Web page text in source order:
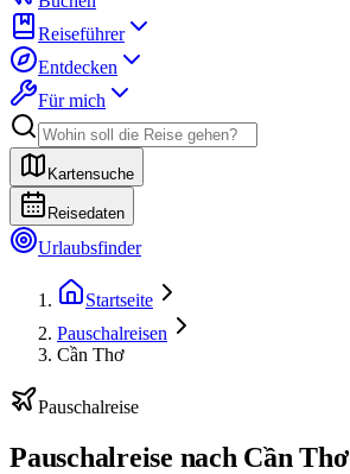
Reiseführer
Entdecken
Für mich
Kartensuche
Reisedaten
Urlaubsfinder
Startseite
Pauschalreisen
Cần Thơ
Pauschalreise
Pauschalreise nach Cần Thơ